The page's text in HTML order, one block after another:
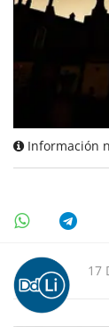
Información
17